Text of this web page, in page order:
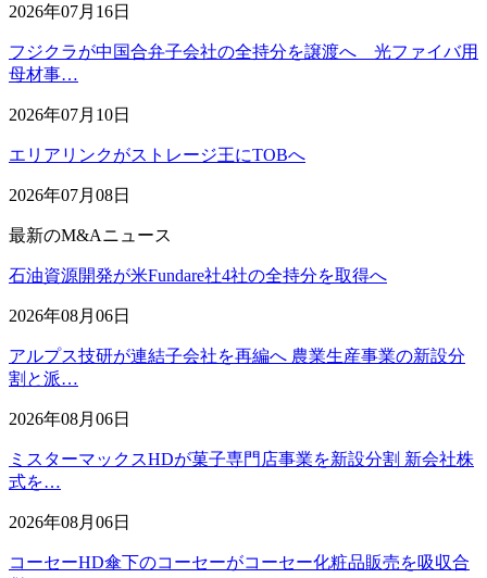
2026年07月16日
フジクラが中国合弁子会社の全持分を譲渡へ 光ファイバ用
母材事…
2026年07月10日
エリアリンクがストレージ王にTOBへ
2026年07月08日
最新のM&Aニュース
石油資源開発が米Fundare社4社の全持分を取得へ
2026年08月06日
アルプス技研が連結子会社を再編へ 農業生産事業の新設分
割と派…
2026年08月06日
ミスターマックスHDが菓子専門店事業を新設分割 新会社株
式を…
2026年08月06日
コーセーHD傘下のコーセーがコーセー化粧品販売を吸収合